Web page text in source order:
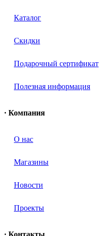
Каталог
Скидки
Подарочный сертификат
Полезная информация
· Компания
О нас
Магазины
Новости
Проекты